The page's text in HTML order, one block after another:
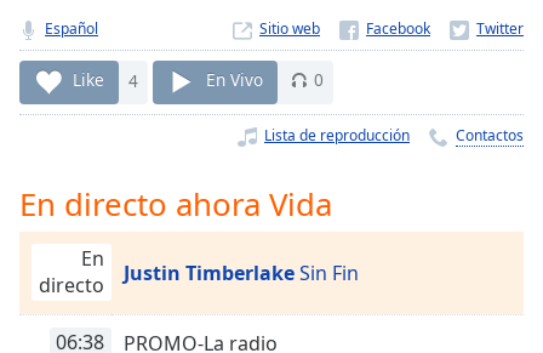
Playback
Rate
Descriptions
descriptions
off,
selected
Español Sitio web
Like 4 En Vivo 0
Lista de reproducción Contactos
En directo ahora Vida
En
directo
Justin TimberlakeSin Fin
06:38 PROMO-La radio